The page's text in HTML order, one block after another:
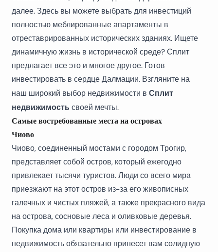
далее. Здесь вы можете выбрать для инвестиций
полностью меблированные апартаменты в
отреставрированных исторических зданиях. Ищете
динамичную жизнь в исторической среде? Сплит
предлагает все это и многое другое. Готов
инвестировать в сердце Далмации. Взгляните на
наш широкий выбор недвижимости в Сплит
недвижимость своей мечты.
Самые востребованные места на островах
Чиово
Чиово, соединенный мостами с городом Трогир,
представляет собой остров, который ежегодно
привлекает тысячи туристов. Люди со всего мира
приезжают на этот остров из-за его живописных
галечных и чистых пляжей, а также прекрасного вида
на острова, сосновые леса и оливковые деревья.
Покупка дома или квартиры или инвестирование в
недвижимость обязательно принесет вам солидную